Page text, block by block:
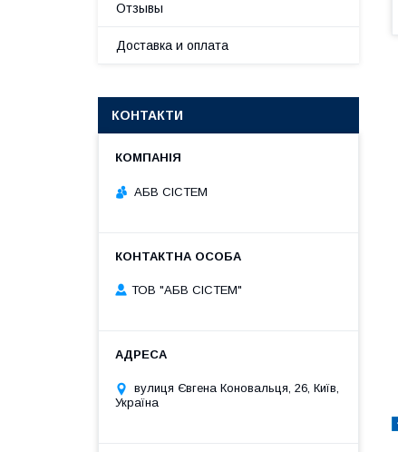
Отзывы
Доставка и оплата
КОНТАКТИ
АБВ СІСТЕМ
ТОВ "АБВ СІСТЕМ"
вулиця Євгена Коновальця, 26, Київ,
Україна